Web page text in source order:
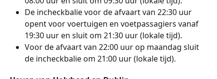
De incheckbalie voor de afvaart van 22:30 uur
opent voor voertuigen en voetpassagiers vanaf
19:30 uur en sluit om 21:30 uur (lokale tijd).
Voor de afvaart van 22:00 uur op maandag sluit
de incheckbalie om 21:00 uur (lokale tijd).